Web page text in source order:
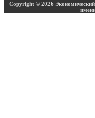
Copyright © 2026 Экономический